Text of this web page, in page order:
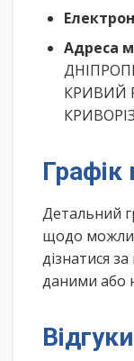
Адреса
КРИВИЙ
Детальний
щодо
дізнатися
даними або